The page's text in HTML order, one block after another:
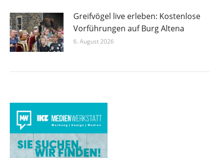
Greifvögel live erleben: Kostenlose
Vorführungen auf Burg Altena
6. August 2026